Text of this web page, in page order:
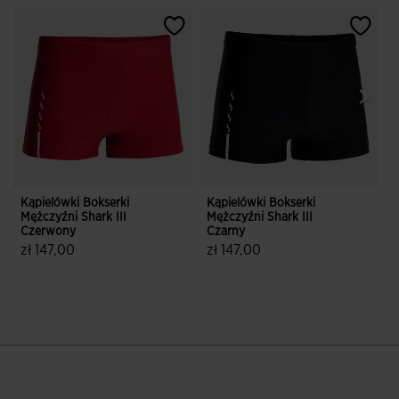
Kąpielówki Bokserki
Mężczyźni Shark III
Czerwony
zł 147,00
Kąpielówki Bokserki
Mężczyźni Shark III
Czarny
zł 147,00